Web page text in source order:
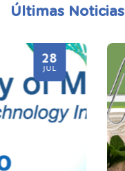
Últimas Noticias